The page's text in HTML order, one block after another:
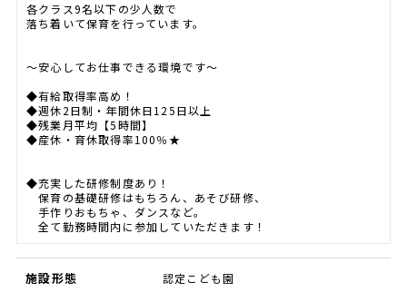
各クラス9名以下の少人数で
落ち着いて保育を行っています。
～安心してお仕事できる環境です～
◆有給取得率高め！
◆週休2日制・年間休日125日以上
◆残業月平均【5時間】
◆産休・育休取得率100％★
◆充実した研修制度あり！
保育の基礎研修はもちろん、あそび研修、
手作りおもちゃ、ダンスなど。
全て勤務時間内に参加していただきます！
施設形態 認定こども園